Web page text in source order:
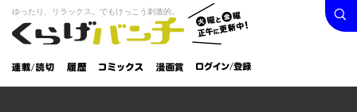
くらげバンチ
火曜と
金曜正
午に更
新中！
ゆったり、リラックス。でもけっこう刺激的。
連載/読
切
履
歴
コミック
漫画
賞
ログイン /
登録
検索